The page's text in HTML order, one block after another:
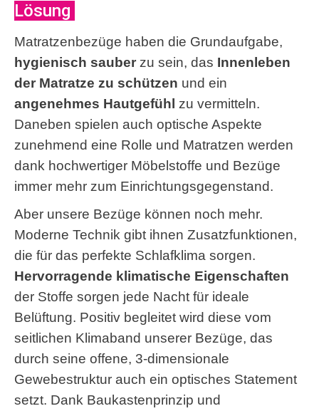
Lösung
Matratzenbezüge haben die Grundaufgabe,
hygienisch sauber zu sein, das Innenleben
der Matratze zu schützen und ein
angenehmes Hautgefühl zu vermitteln.
Daneben spielen auch optische Aspekte
zunehmend eine Rolle und Matratzen werden
dank hochwertiger Möbelstoffe und Bezüge
immer mehr zum Einrichtungsgegenstand.
Aber unsere Bezüge können noch mehr.
Moderne Technik gibt ihnen Zusatzfunktionen,
die für das perfekte Schlafklima sorgen.
Hervorragende klimatische Eigenschaften
der Stoffe sorgen jede Nacht für ideale
Belüftung. Positiv begleitet wird diese vom
seitlichen Klimaband unserer Bezüge, das
durch seine offene, 3-dimensionale
Gewebestruktur auch ein optisches Statement
setzt. Dank Baukastenprinzip und